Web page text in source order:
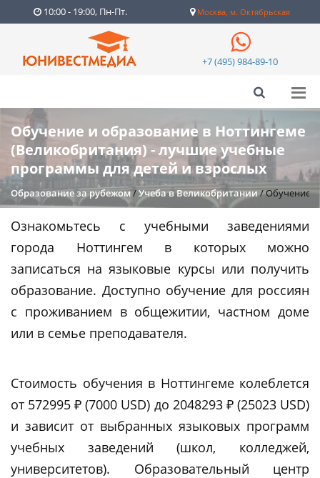
10:00 - 19:00, Пн-Пт. Москва, м. Октябрьская
+7 (495) 984-89-10
Обучение и образование в Ноттингеме
(Великобритания) - лучшие учебные
программы для детей и взрослых
Образование за рубежом/Учеба в Великобритании/Обучение и
Ознакомьтесь с учебными заведениями
города Ноттингем в которых можно
записаться на языковые курсы или получить
образование. Доступно обучение для россиян
с проживанием в общежитии, частном доме
или в семье преподавателя.
Стоимость обучения в Ноттингеме колеблется
от 572995 ₽ (7000 USD) до 2048293 ₽ (25023 USD)
и зависит от выбранных языковых программ
учебных заведений (школ, колледжей,
университетов). Образовательный центр